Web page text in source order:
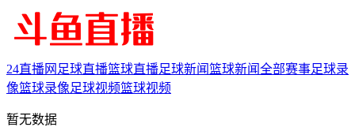
24直播网 足球直播篮球直播足球新闻篮球新闻全部赛事足球录
像篮球录像足球视频篮球视频
暂无数据